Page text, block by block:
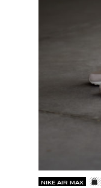
NIKE AIR MAX